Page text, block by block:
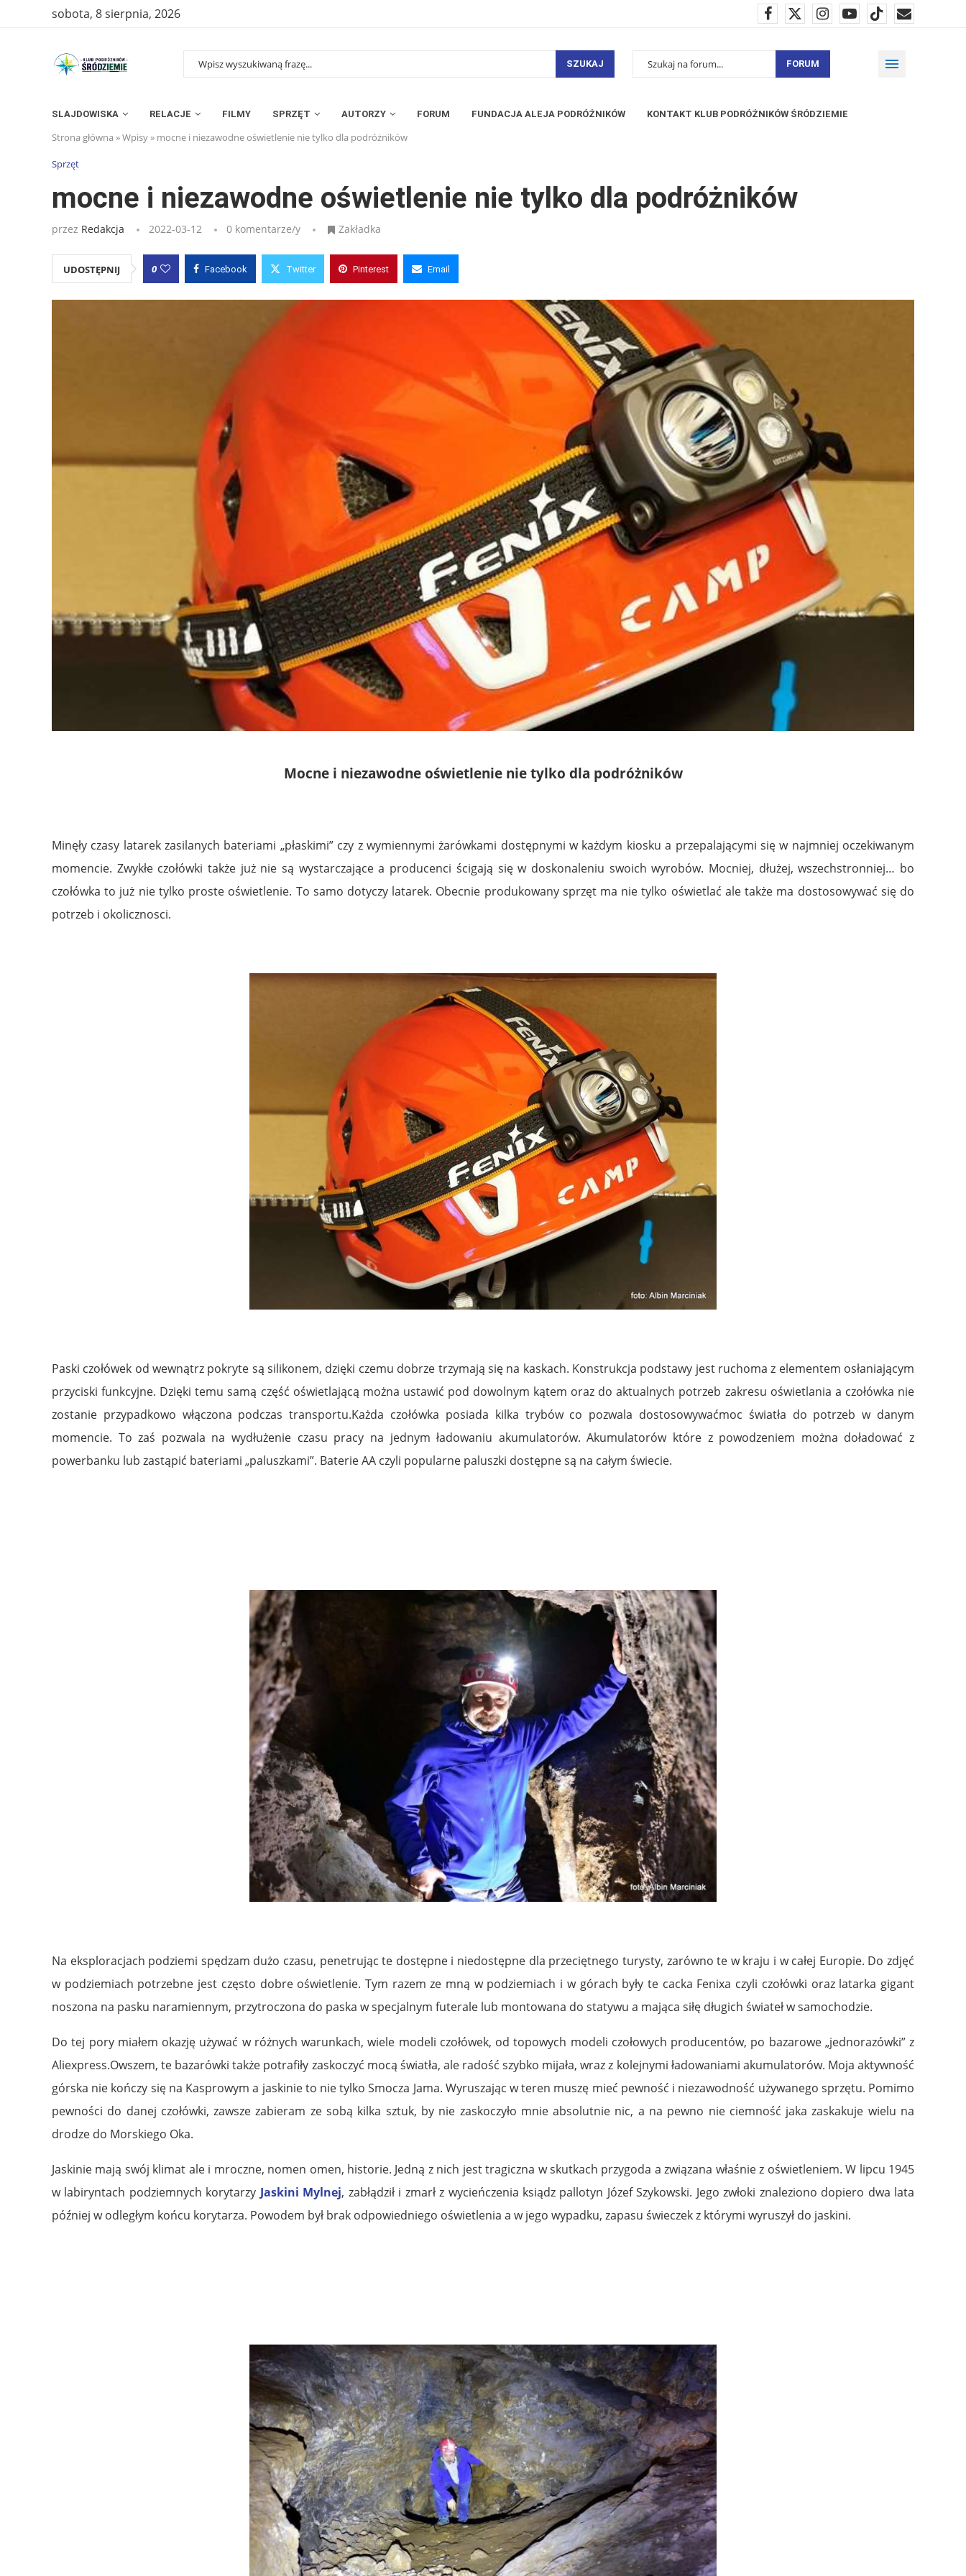
sobota, 8 sierpnia, 2026
SZUKAJ FORUM
SLAJDOWISKA RELACJE FILMY SPRZĘT AUTORZY FORUM FUNDACJA ALEJA PODRÓŻNIKÓW KONTAKT KLUB PODRÓŻNIKÓW ŚRÓDZIEMIE
Strona główna »Wpisy» mocne i niezawodne oświetlenie nie tylko dla podróżników
Sprzęt
mocne i niezawodne oświetlenie nie tylko dla podróżników
przez Redakcja 2022-03-12 0 komentarze/y Zakładka
UDOSTĘPNIJ 0 Facebook Twitter Pinterest Email
Mocne i niezawodne oświetlenie nie tylko dla podróżników
Minęły czasy latarek zasilanych bateriami „płaskimi” czy z wymiennymi żarówkami dostępnymi w każdym kiosku a przepalającymi się w najmniej oczekiwanym
momencie. Zwykłe czołówki także już nie są wystarczające a producenci ścigają się w doskonaleniu swoich wyrobów. Mocniej, dłużej, wszechstronniej… bo
czołówka to już nie tylko proste oświetlenie. To samo dotyczy latarek. Obecnie produkowany sprzęt ma nie tylko oświetlać ale także ma dostosowywać się do
potrzeb i okolicznosci.
Paski czołówek od wewnątrz pokryte są silikonem, dzięki czemu dobrze trzymają się na kaskach. Konstrukcja podstawy jest ruchoma z elementem osłaniającym
przyciski funkcyjne. Dzięki temu samą część oświetlającą można ustawić pod dowolnym kątem oraz do aktualnych potrzeb zakresu oświetlania a czołówka nie
zostanie przypadkowo włączona podczas transportu.Każda czołówka posiada kilka trybów co pozwala dostosowywaćmoc światła do potrzeb w danym
momencie. To zaś pozwala na wydłużenie czasu pracy na jednym ładowaniu akumulatorów. Akumulatorów które z powodzeniem można doładować z
powerbanku lub zastąpić bateriami „paluszkami”. Baterie AA czyli popularne paluszki dostępne są na całym świecie.
Na eksploracjach podziemi spędzam dużo czasu, penetrując te dostępne i niedostępne dla przeciętnego turysty, zarówno te w kraju i w całej Europie. Do zdjęć
w podziemiach potrzebne jest często dobre oświetlenie. Tym razem ze mną w podziemiach i w górach były te cacka Fenixa czyli czołówki oraz latarka gigant
noszona na pasku naramiennym, przytroczona do paska w specjalnym futerale lub montowana do statywu a mająca siłę długich świateł w samochodzie.
Do tej pory miałem okazję używać w różnych warunkach, wiele modeli czołówek, od topowych modeli czołowych producentów, po bazarowe „jednorazówki” z
Aliexpress.Owszem, te bazarówki także potrafiły zaskoczyć mocą światła, ale radość szybko mijała, wraz z kolejnymi ładowaniami akumulatorów. Moja aktywność
górska nie kończy się na Kasprowym a jaskinie to nie tylko Smocza Jama. Wyruszając w teren muszę mieć pewność i niezawodność używanego sprzętu. Pomimo
pewności do danej czołówki, zawsze zabieram ze sobą kilka sztuk, by nie zaskoczyło mnie absolutnie nic, a na pewno nie ciemność jaka zaskakuje wielu na
drodze do Morskiego Oka.
Jaskinie mają swój klimat ale i mroczne, nomen omen, historie. Jedną z nich jest tragiczna w skutkach przygoda a związana właśnie z oświetleniem. W lipcu 1945
w labiryntach podziemnych korytarzy Jaskini Mylnej, zabłądził i zmarł z wycieńczenia ksiądz pallotyn Józef Szykowski. Jego zwłoki znaleziono dopiero dwa lata
później w odległym końcu korytarza. Powodem był brak odpowiedniego oświetlenia a w jego wypadku, zapasu świeczek z którymi wyruszył do jaskini.